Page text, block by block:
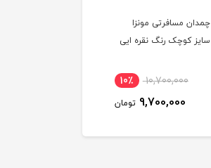
چمدان مسافرتی مونزا
سایز کوچک رنگ نقره ایی
10,700,000 10٪
9,700,000 تومان